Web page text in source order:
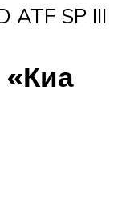
ATF SP III